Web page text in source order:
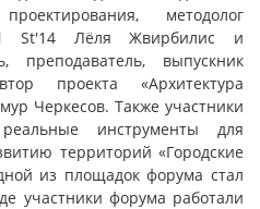
методолог
St'14 Лёля Жвирбилис и
преподаватель, выпускник
проекта «Архитектура
Черкесов. Также участники
инструменты для
территорий «Городские
из площадок форума стал
участники форума работали